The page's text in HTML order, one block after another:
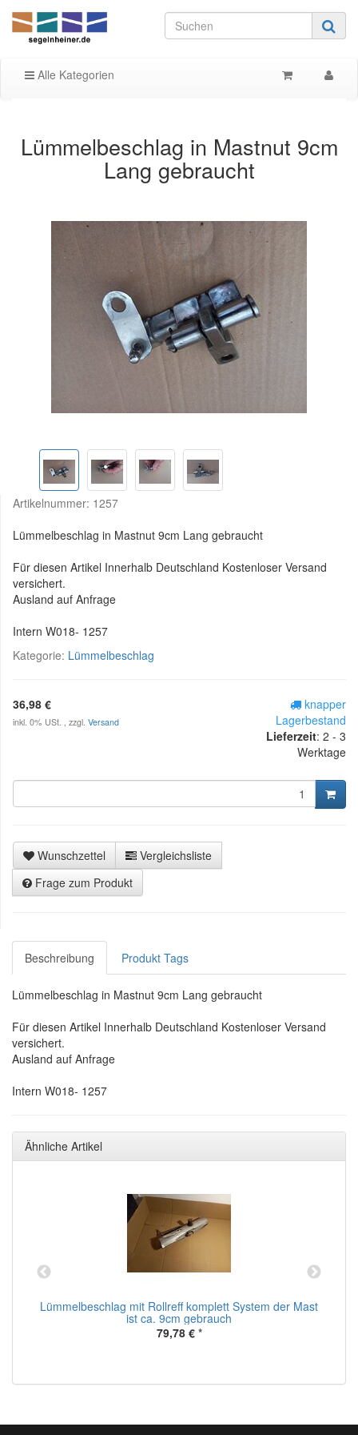
Alle Kategorien
Lümmelbeschlag in Mastnut 9cm
Lang gebraucht
Artikelnummer: 1257
Lümmelbeschlag in Mastnut 9cm Lang gebraucht
Für diesen Artikel Innerhalb Deutschland Kostenloser Versand
versichert.
Ausland auf Anfrage
Intern W018- 1257
Kategorie: Lümmelbeschlag
36,98 €
inkl. 0% USt. , zzgl. Versand
knapper
Lagerbestand
Lieferzeit: 2 - 3
Werktage
Wunschzettel
Vergleichsliste
Frage zum Produkt
Beschreibung Produkt Tags
Lümmelbeschlag in Mastnut 9cm Lang gebraucht
Für diesen Artikel Innerhalb Deutschland Kostenloser Versand
versichert.
Ausland auf Anfrage
Intern W018- 1257
Ähnliche Artikel
Lümmelbeschlag mit Rollreff komplett System der Mast
ist ca. 9cm gebrauch
79,78 € *